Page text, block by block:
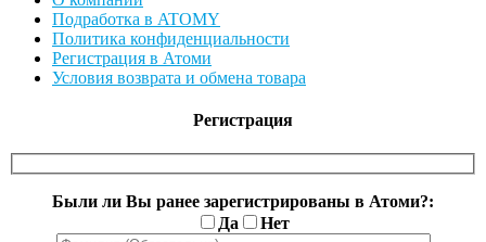
Подработка в ATOMY
Политика конфиденциальности
Регистрация в Атоми
Условия возврата и обмена товара
Регистрация
Были ли Вы ранее зарегистрированы в Атоми?:
Да
Нет